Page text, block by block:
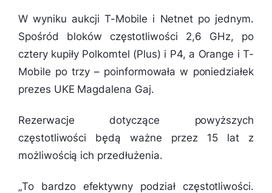
W wyniku aukcji T-Mobile i Netnet po jednym.
Spośród bloków częstotliwości 2,6 GHz, po
cztery kupiły Polkomtel (Plus) i P4, a Orange i T-
Mobile po trzy – poinformowała w poniedziałek
prezes UKE Magdalena Gaj.
Rezerwacje dotyczące powyższych
częstotliwości będą ważne przez 15 lat z
możliwością ich przedłużenia.
„To bardzo efektywny podział częstotliwości.